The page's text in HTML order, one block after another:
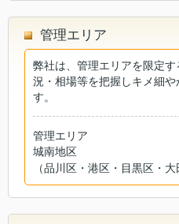
管理エリア
弊社は、管理エリアを限定
況・相場等を把握しキメ細
す。
管理エリア
城南地区
（品川区・港区・目黒区・